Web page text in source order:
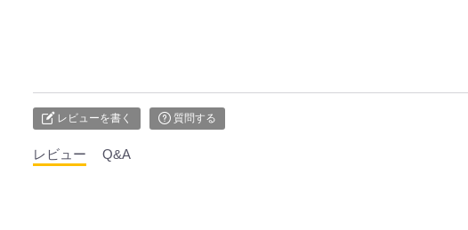
レビューを書く 質問する
レビュー Q&A